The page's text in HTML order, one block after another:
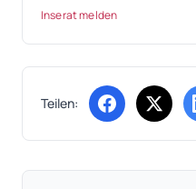
Inserat melden
Teilen: (öffnet in